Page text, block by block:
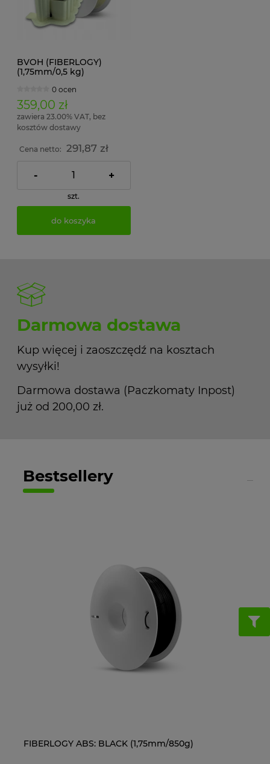
BVOH (FIBERLOGY)
(1,75mm/0,5 kg)
0 ocen
359,00 zł
zawiera 23.00% VAT, bez
kosztów dostawy
Cena netto: 291,87 zł
- +
szt.
do koszyka
Darmowa dostawa
Kup więcej i zaoszczędź na kosztach
wysyłki!
Darmowa dostawa (Paczkomaty Inpost)
już od 200,00 zł.
Bestsellery
FIBERLOGY ABS: BLACK (1,75mm/850g)